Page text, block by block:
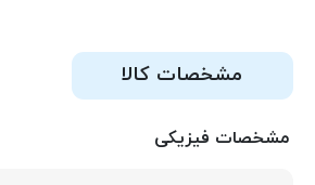
مشخصات کالا
مشخصات فیزیکی